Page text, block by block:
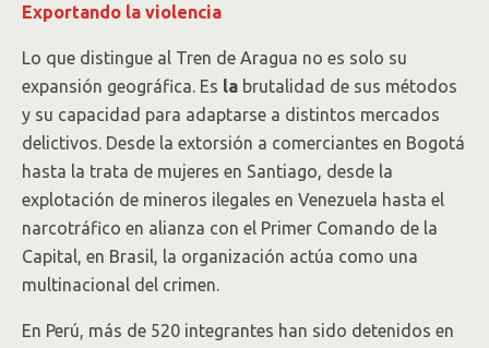
Exportando la violencia
Lo que distingue al Tren de Aragua no es solo su
expansión geográfica. Es la brutalidad de sus métodos
y su capacidad para adaptarse a distintos mercados
delictivos. Desde la extorsión a comerciantes en Bogotá
hasta la trata de mujeres en Santiago, desde la
explotación de mineros ilegales en Venezuela hasta el
narcotráfico en alianza con el Primer Comando de la
Capital, en Brasil, la organización actúa como una
multinacional del crimen.
En Perú, más de 520 integrantes han sido detenidos en